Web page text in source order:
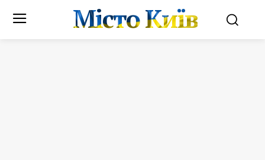
Місто Київ